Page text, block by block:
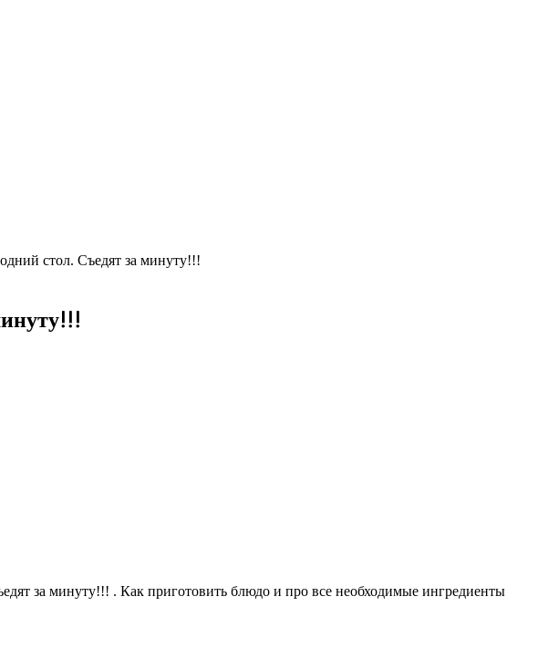
стол. Съедят за минуту!!!
за минуту!!! . Как приготовить блюдо и про все необходимые ингредиенты